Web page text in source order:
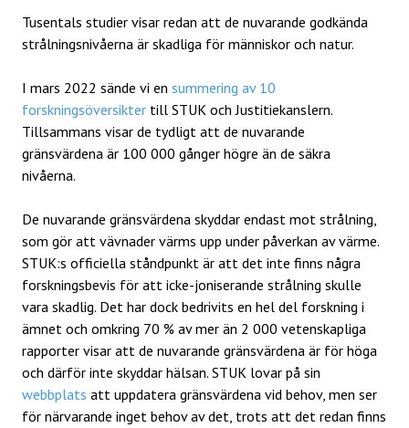
Tusentals studier visar redan att de nuvarande godkända
strålningsnivåerna är skadliga för människor och natur.
I mars 2022 sände vi en summering av 10
forskningsöversikter till STUK och Justitiekanslern.
Tillsammans visar de tydligt att de nuvarande
gränsvärdena är 100 000 gånger högre än de säkra
nivåerna.
De nuvarande gränsvärdena skyddar endast mot strålning,
som gör att vävnader värms upp under påverkan av värme.
STUK:s officiella ståndpunkt är att det inte finns några
forskningsbevis för att icke-joniserande strålning skulle
vara skadlig. Det har dock bedrivits en hel del forskning i
ämnet och omkring 70 % av mer än 2 000 vetenskapliga
rapporter visar att de nuvarande gränsvärdena är för höga
och därför inte skyddar hälsan. STUK lovar på sin
webbplats att uppdatera gränsvärdena vid behov, men ser
för närvarande inget behov av det, trots att det redan finns